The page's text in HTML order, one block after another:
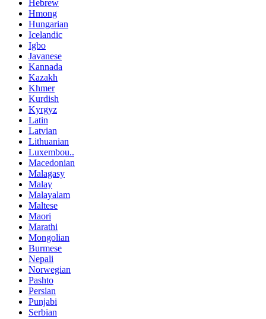
Hebrew
Hmong
Hungarian
Icelandic
Igbo
Javanese
Kannada
Kazakh
Khmer
Kurdish
Kyrgyz
Latin
Latvian
Lithuanian
Luxembou..
Macedonian
Malagasy
Malay
Malayalam
Maltese
Maori
Marathi
Mongolian
Burmese
Nepali
Norwegian
Pashto
Persian
Punjabi
Serbian